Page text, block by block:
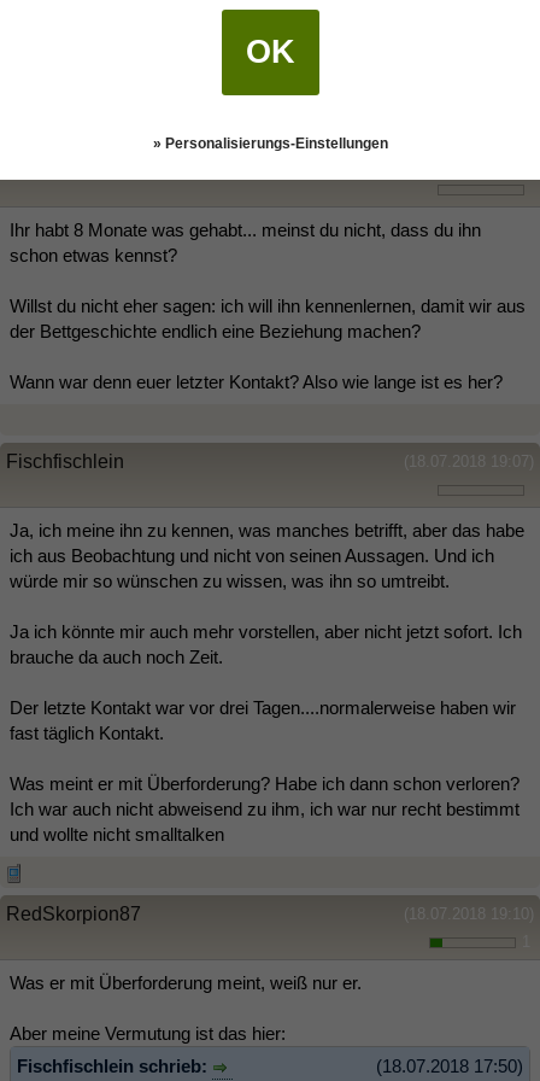
Ihr habt 8 Monate was gehabt... meinst du nicht, dass du ihn
schon etwas kennst?
Willst du nicht eher sagen: ich will ihn kennenlernen, damit wir aus
der Bettgeschichte endlich eine Beziehung machen?
Wann war denn euer letzter Kontakt? Also wie lange ist es her?
(18.07.2018 19:07)
Fischfischlein
Ja, ich meine ihn zu kennen, was manches betrifft, aber das habe
ich aus Beobachtung und nicht von seinen Aussagen. Und ich
würde mir so wünschen zu wissen, was ihn so umtreibt.
Ja ich könnte mir auch mehr vorstellen, aber nicht jetzt sofort. Ich
brauche da auch noch Zeit.
Der letzte Kontakt war vor drei Tagen....normalerweise haben wir
fast täglich Kontakt.
Was meint er mit Überforderung? Habe ich dann schon verloren?
Ich war auch nicht abweisend zu ihm, ich war nur recht bestimmt
und wollte nicht smalltalken
(18.07.2018 19:10)
RedSkorpion87
Was er mit Überforderung meint, weiß nur er.
Aber meine Vermutung ist das hier:
(18.07.2018 17:50)
Fischfischlein schrieb:
OK
» Personalisierungs-Einstellungen